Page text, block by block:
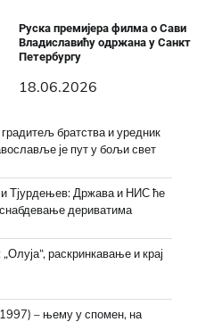
Руска премијера филма о Сави
Владиславићу одржана у Санкт
Петербургу
18.06.2026
братства и уредник
је пут у бољи свет
Тјурдењев: Држава и НИС ће
дериватима
раскринкавање и крај
– њему у спомен, на